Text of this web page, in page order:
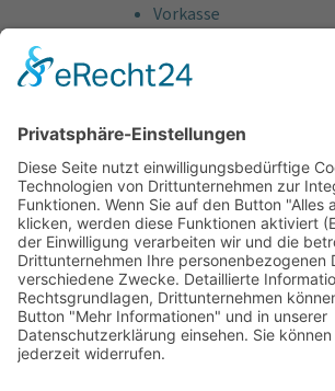
Vorkasse
Bankeinzug
Kreditkarte (VISA &
Support
Kostenlose Beratung vor und
Kauf!
Qualität